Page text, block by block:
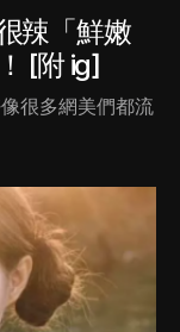
辣「鮮嫩
[附 ig]
很多網美們都流